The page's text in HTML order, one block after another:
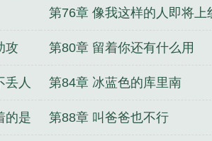
第76章 像我这样的人即将上
攻 第80章 留着你还有什么用
丢人 第84章 冰蓝色的库里南
的是 第88章 叫爸爸也不行